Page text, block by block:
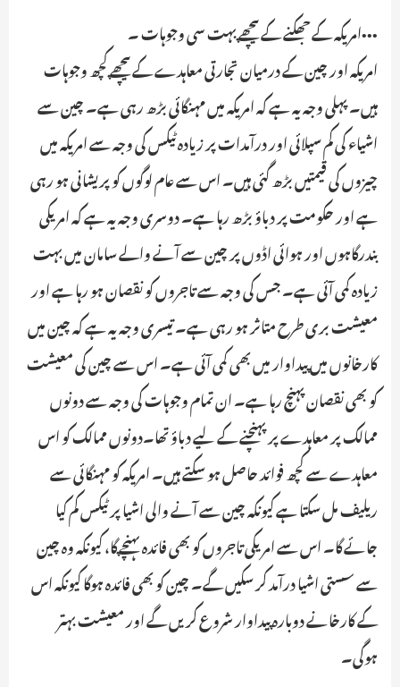
•••امریکہ کے جھکنے کے پیچھے بہت سی وجوہات ۔
امریکہ اور چین کے درمیان تجارتی معاہدے کے پیچھے کچھ وجوہات
ہیں۔ پہلی وجہ یہ ہے کہ امریکہ میں مہنگائی بڑھ رہی ہے۔ چین سے
اشیاء کی کم سپلائی اور درآمدات پر زیادہ ٹیکس کی وجہ سے امریکہ میں
چیزوں کی قیمتیں بڑھ گئی ہیں۔ اس سے عام لوگوں کو پریشانی ہو رہی
ہے اور حکومت پر دباؤ بڑھ رہا ہے۔ دوسری وجہ یہ ہے کہ امریکی
بندرگاہوں اور ہوائی اڈوں پر چین سے آنے والے سامان میں بہت
زیادہ کمی آئی ہے۔ جس کی وجہ سے تاجروں کو نقصان ہو رہا ہے اور
معیشت بری طرح متاثر ہو رہی ہے۔ تیسری وجہ یہ ہے کہ چین میں
کارخانوں میں پیداوار میں بھی کمی آئی ہے۔ اس سے چین کی معیشت
کو بھی نقصان پہنچ رہا ہے۔ ان تمام وجوہات کی وجہ سے دونوں
ممالک پر معاہدے پر پہنچنے کے لیے دباؤ تھا۔دونوں ممالک کو اس
معاہدے سے کچھ فوائد حاصل ہو سکتے ہیں۔ امریکہ کو مہنگائی سے
ریلیف مل سکتا ہے کیونکہ چین سے آنے والی اشیا پر ٹیکس کم کیا
جائے گا۔ اس سے امریکی تاجروں کو بھی فائدہ پہنچے گا، کیونکہ وہ چین
سے سستی اشیا درآمد کر سکیں گے۔ چین کو بھی فائدہ ہوگا کیونکہ اس
کے کارخانے دوبارہ پیداوار شروع کریں گے اور معیشت بہتر
ہوگی۔